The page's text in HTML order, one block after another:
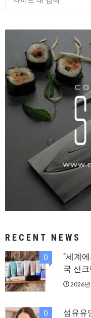
RECENT NEWS
0
“세계
국 선크
2026
0
섬유유